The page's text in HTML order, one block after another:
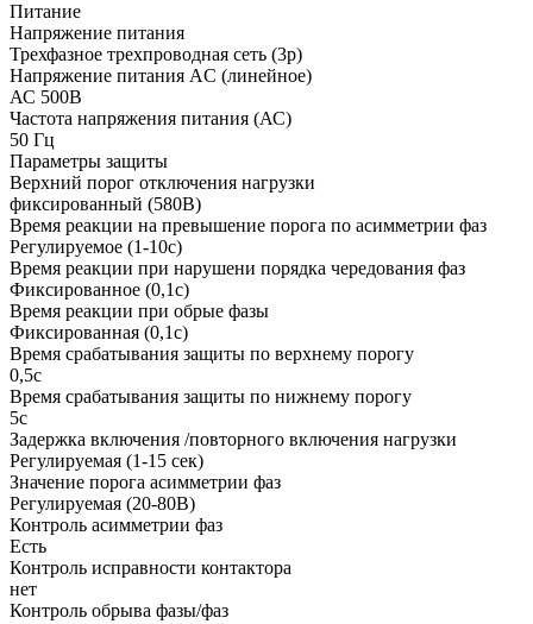
Питание
Напряжение питания
Трехфазное трехпроводная сеть (3p)
Напряжение питания AC (линейное)
АС 500В
Частота напряжения питания (АС)
50 Гц
Параметры защиты
Верхний порог отключения нагрузки
фиксированный (580В)
Время реакции на превышение порога по асимметрии фаз
Регулируемое (1-10с)
Время реакции при нарушени порядка чередования фаз
Фиксированное (0,1с)
Время реакции при обрые фазы
Фиксированная (0,1с)
Время срабатывания защиты по верхнему порогу
0,5с
Время срабатывания защиты по нижнему порогу
5с
Задержка включения /повторного включения нагрузки
Регулируемая (1-15 сек)
Значение порога асимметрии фаз
Регулируемая (20-80В)
Контроль асимметрии фаз
Есть
Контроль исправности контактора
нет
Контроль обрыва фазы/фаз